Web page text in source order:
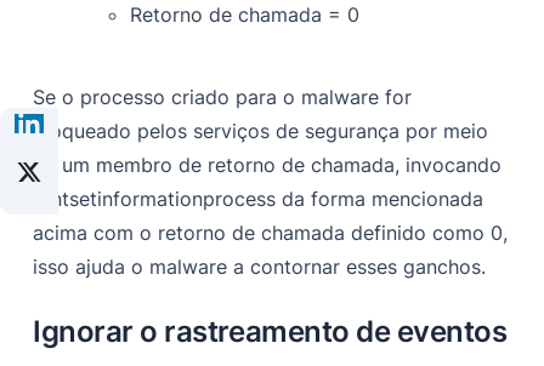
Retorno de chamada = 0
Se o processo criado para o malware for
bloqueado pelos serviços de segurança por meio
de um membro de retorno de chamada, invocando
o ntsetinformationprocess da forma mencionada
acima com o retorno de chamada definido como 0,
isso ajuda o malware a contornar esses ganchos.
Ignorar o rastreamento de eventos